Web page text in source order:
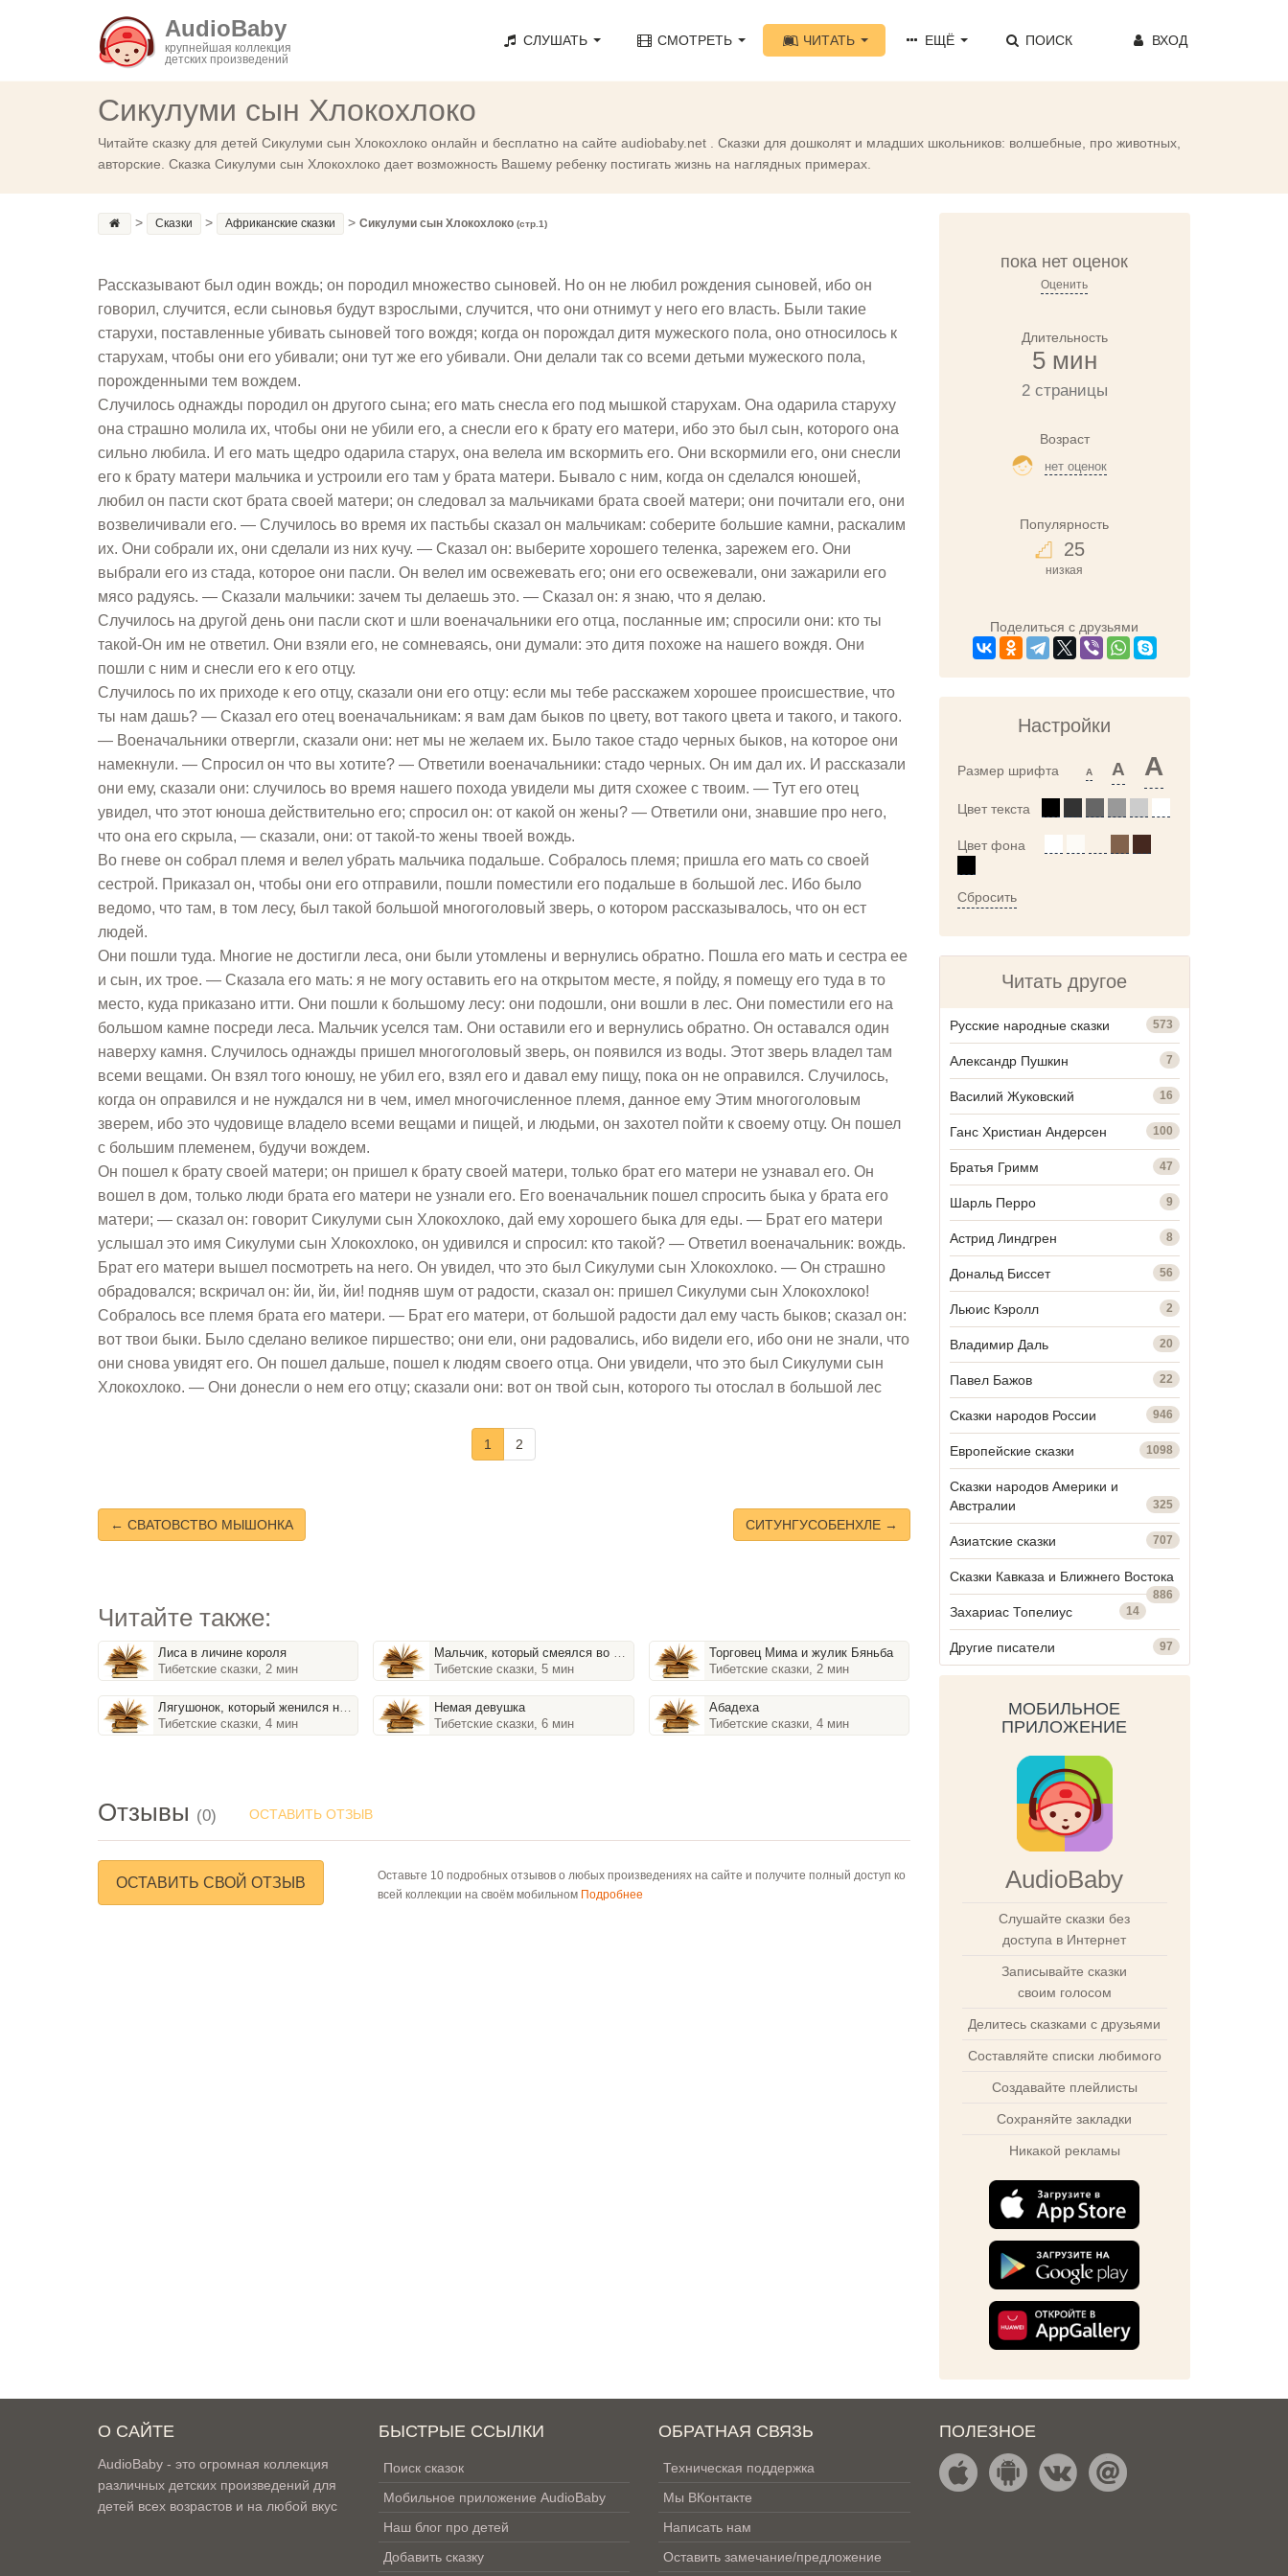
AudioBaby
крупнейшая коллекция
детских произведений
СЛУШАТЬ СМОТРЕТЬ ЧИТАТЬ ЕЩЁ ПОИСК ВХОД
Сикулуми сын Хлокохлоко
Читайте сказку для детей Сикулуми сын Хлокохлоко онлайн и бесплатно на сайте audiobaby.net . Сказки для дошколят и младших школьников: волшебные, про животных,
авторские. Сказка Сикулуми сын Хлокохлоко дает возможность Вашему ребенку постигать жизнь на наглядных примерах.
> Сказки > Африканские сказки > Сикулуми сын Хлокохлоко (стр.1)
Рассказывают был один вождь; он породил множество сыновей. Но он не любил рождения сыновей, ибо он
говорил, случится, если сыновья будут взрослыми, случится, что они отнимут у него его власть. Были такие
старухи, поставленные убивать сыновей того вождя; когда он порождал дитя мужеского пола, оно относилось к
старухам, чтобы они его убивали; они тут же его убивали. Они делали так со всеми детьми мужеского пола,
порожденными тем вождем.
Случилось однажды породил он другого сына; его мать снесла его под мышкой старухам. Она одарила старуху
она страшно молила их, чтобы они не убили его, а снесли его к брату его матери, ибо это был сын, которого она
сильно любила. И его мать щедро одарила старух, она велела им вскормить его. Они вскормили его, они снесли
его к брату матери мальчика и устроили его там у брата матери. Бывало с ним, когда он сделался юношей,
любил он пасти скот брата своей матери; он следовал за мальчиками брата своей матери; они почитали его, они
возвеличивали его. — Случилось во время их пастьбы сказал он мальчикам: соберите большие камни, раскалим
их. Они собрали их, они сделали из них кучу. — Сказал он: выберите хорошего теленка, зарежем его. Они
выбрали его из стада, которое они пасли. Он велел им освежевать его; они его освежевали, они зажарили его
мясо радуясь. — Сказали мальчики: зачем ты делаешь это. — Сказал он: я знаю, что я делаю.
Случилось на другой день они пасли скот и шли военачальники его отца, посланные им; спросили они: кто ты
такой-Он им не ответил. Они взяли его, не сомневаясь, они думали: это дитя похоже на нашего вождя. Они
пошли с ним и снесли его к его отцу.
Случилось по их приходе к его отцу, сказали они его отцу: если мы тебе расскажем хорошее происшествие, что
ты нам дашь? — Сказал его отец военачальникам: я вам дам быков по цвету, вот такого цвета и такого, и такого.
— Военачальники отвергли, сказали они: нет мы не желаем их. Было такое стадо черных быков, на которое они
намекнули. — Спросил он что вы хотите? — Ответили военачальники: стадо черных. Он им дал их. И рассказали
они ему, сказали они: случилось во время нашего похода увидели мы дитя схожее с твоим. — Тут его отец
увидел, что этот юноша действительно его; спросил он: от какой он жены? — Ответили они, знавшие про него,
что она его скрыла, — сказали, они: от такой-то жены твоей вождь.
Во гневе он собрал племя и велел убрать мальчика подальше. Собралось племя; пришла его мать со своей
сестрой. Приказал он, чтобы они его отправили, пошли поместили его подальше в большой лес. Ибо было
ведомо, что там, в том лесу, был такой большой многоголовый зверь, о котором рассказывалось, что он ест
людей.
Они пошли туда. Многие не достигли леса, они были утомлены и вернулись обратно. Пошла его мать и сестра ее
и сын, их трое. — Сказала его мать: я не могу оставить его на открытом месте, я пойду, я помещу его туда в то
место, куда приказано итти. Они пошли к большому лесу: они подошли, они вошли в лес. Они поместили его на
большом камне посреди леса. Мальчик уселся там. Они оставили его и вернулись обратно. Он оставался один
наверху камня. Случилось однажды пришел многоголовый зверь, он появился из воды. Этот зверь владел там
всеми вещами. Он взял того юношу, не убил его, взял его и давал ему пищу, пока он не оправился. Случилось,
когда он оправился и не нуждался ни в чем, имел многочисленное племя, данное ему Этим многоголовым
зверем, ибо это чудовище владело всеми вещами и пищей, и людьми, он захотел пойти к своему отцу. Он пошел
с большим племенем, будучи вождем.
Он пошел к брату своей матери; он пришел к брату своей матери, только брат его матери не узнавал его. Он
вошел в дом, только люди брата его матери не узнали его. Его военачальник пошел спросить быка у брата его
матери; — сказал он: говорит Сикулуми сын Хлокохлоко, дай ему хорошего быка для еды. — Брат его матери
услышал это имя Сикулуми сын Хлокохлоко, он удивился и спросил: кто такой? — Ответил военачальник: вождь.
Брат его матери вышел посмотреть на него. Он увидел, что это был Сикулуми сын Хлокохлоко. — Он страшно
обрадовался; вскричал он: йи, йи, йи! подняв шум от радости, сказал он: пришел Сикулуми сын Хлокохлоко!
Собралось все племя брата его матери. — Брат его матери, от большой радости дал ему часть быков; сказал он:
вот твои быки. Было сделано великое пиршество; они ели, они радовались, ибо видели его, ибо они не знали, что
они снова увидят его. Он пошел дальше, пошел к людям своего отца. Они увидели, что это был Сикулуми сын
Хлокохлоко. — Они донесли о нем его отцу; сказали они: вот он твой сын, которого ты отослал в большой лес
1 2
← СВАТОВСТВО МЫШОНКА СИТУНГУСОБЕНХЛЕ →
Читайте также:
Лиса в личине короля
Тибетские сказки, 2 мин
Лягушонок, который женился на принцессе
Тибетские сказки, 4 мин
Мальчик, который смеялся во сне
Тибетские сказки, 5 мин
Немая девушка
Тибетские сказки, 6 мин
Торговец Мима и жулик Бяньба
Тибетские сказки, 2 мин
Абадеха
Тибетские сказки, 4 мин
Отзывы (0) ОСТАВИТЬ ОТЗЫВ
ОСТАВИТЬ СВОЙ ОТЗЫВ
Оставьте 10 подробных отзывов о любых произведениях на сайте и получите полный доступ ко
всей коллекции на своём мобильном Подробнее
пока нет оценок
Оценить
Длительность
5 мин
2 страницы
Возраст
нет оценок
Популярность
25
низкая
Поделиться с друзьями
Настройки
Размер шрифта A A A
Цвет текста
Цвет фона
Сбросить
Читать другое
Русские народные сказки 573
Александр Пушкин 7
Василий Жуковский 16
Ганс Христиан Андерсен 100
Братья Гримм 47
Шарль Перро 9
Астрид Линдгрен 8
Дональд Биссет 56
Льюис Кэролл 2
Владимир Даль 20
Павел Бажов 22
Сказки народов России 946
Европейские сказки 1098
Сказки народов Америки и
Австралии
325
Азиатские сказки 707
Сказки Кавказа и Ближнего Востока
886
Захариас Топелиус 14
Другие писатели 97
МОБИЛЬНОЕ
ПРИЛОЖЕНИЕ
AudioBaby
Слушайте сказки без
доступа в Интернет
Записывайте сказки
своим голосом
Делитесь сказками с друзьями
Составляйте списки любимого
Создавайте плейлисты
Сохраняйте закладки
Никакой рекламы
О САЙТЕ
AudioBaby - это огромная коллекция
различных детских произведений для
детей всех возрастов и на любой вкус
БЫСТРЫЕ ССЫЛКИ
Поиск сказок
Мобильное приложение AudioBaby
Наш блог про детей
Добавить сказку
ОБРАТНАЯ СВЯЗЬ
Техническая поддержка
Мы ВКонтакте
Написать нам
Оставить замечание/предложение
ПОЛЕЗНОЕ